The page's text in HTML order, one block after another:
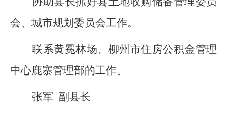
会、 城市规划委员会工作。
联系黄冕林场、 柳州市住房公积金管理
中心鹿寨管理部的工作。
张军 副县长